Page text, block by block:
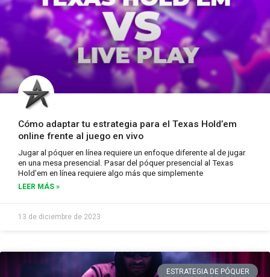
Cómo adaptar tu estrategia para el Texas Hold’em
online frente al juego en vivo
Jugar al póquer en línea requiere un enfoque diferente al de jugar
en una mesa presencial. Pasar del póquer presencial al Texas
Hold’em en línea requiere algo más que simplemente
LEER MÁS »
13 de diciembre de 2023
ESTRATEGIA DE PÓQUER